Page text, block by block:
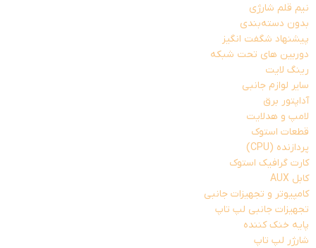
نیم قلم شارژی
بدون دسته‌بندی
پیشنهاد شگفت انگیز
دوربین های تحت شبکه
رینگ لایت
سایر لوازم جانبی
آداپتور برق
لامپ و هدلایت
قطعات استوک
پردازنده (CPU)
کارت گرافیک استوک
کابل AUX
کامپیوتر و تجهیزات جانبی
تجهیزات جانبی لپ تاپ
پایه خنک کننده
شارژر لپ تاپ